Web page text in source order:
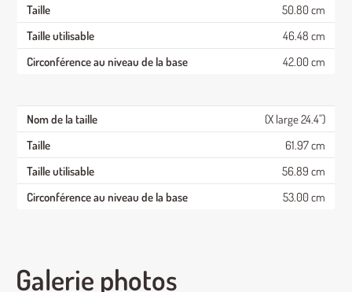
50.80 cm
46.48 cm
42.00 cm
(X large 24.4")
61.97 cm
56.89 cm
53.00 cm
Galerie photos